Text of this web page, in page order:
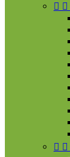
 
 